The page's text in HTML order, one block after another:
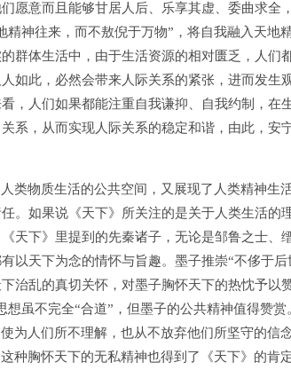
愿意而且能够甘居人后、乐享其虚、委曲求全
神往来，而不敖倪于万物”，将自我融入天地
群体生活中，由于生活资源的相对匮乏，人们
如此，必然会带来人际关系的紧张，进而发生
，人们如果都能注重自我谦抑、自我约制，在
系，从而实现人际关系的稳定和谐，由此，安
物质生活的公共空间，又展现了人类精神生
。如果说《天下》所关注的是关于人类生活的
天下》里提到的先秦诸子，无论是邹鲁之士、
以天下为念的情怀与旨趣。墨子推崇“不侈于
治乱的真切关怀，对墨子胸怀天下的热忱予以
虽不完全“合道”，但墨子的公共精神值得赞赏
为人们所不理解，也从不放弃他们所坚守的信
种胸怀天下的无私精神也得到了《天下》的肯